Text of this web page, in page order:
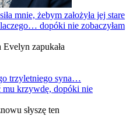
mnie, żebym założyła jej stare
dopóki nie zobaczyłam
zapukała
trzyletniego syna…
mu krzywdę, dopóki nie
słyszę ten